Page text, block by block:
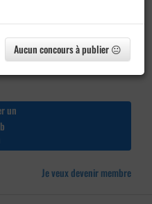
un
Je veux devenir membre
Aucun concours à publier 😐